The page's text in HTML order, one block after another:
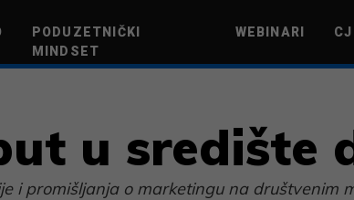
PODUZETNIČKI
MINDSET
WEBINARI
u središte
i promišljanja o marketingu na društvenim